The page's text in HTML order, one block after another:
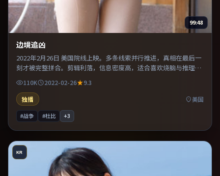
99:48
边境追凶
2022年2月26日 美国院线上映。多条线索并行推进，真相在最后一
刻才被完整拼合。剪辑利落，信息密度高，适合喜欢烧脑与推理的
观众。既有类型片爽感，也保留作者表达，口碑潜力不俗。
110K 2022-02-26
9.3
独播
美国
#战争 #杜比 +3
KR